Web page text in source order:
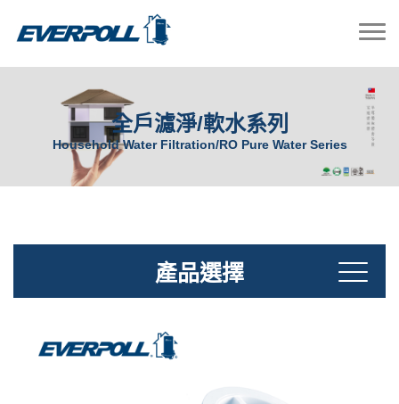
全戶濾淨/軟水系列
Household Water Filtration/RO Pure Water Series
產品選擇